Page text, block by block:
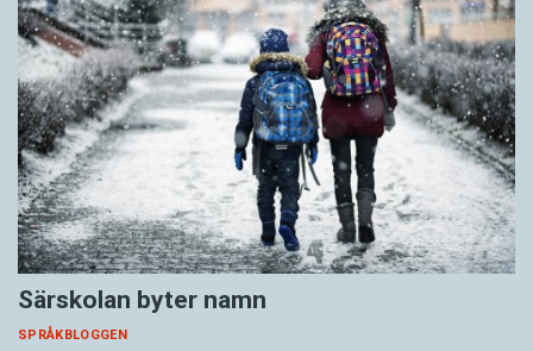
Särskolan byter namn
SPRÅKBLOGGEN